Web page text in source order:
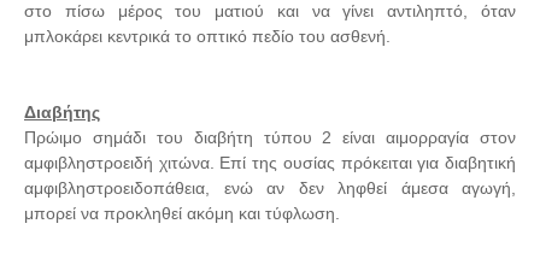
στο πίσω μέρος του ματιού και να γίνει αντιληπτό, όταν
μπλοκάρει κεντρικά το οπτικό πεδίο του ασθενή.
Διαβήτης
Πρώιμο σημάδι του διαβήτη τύπου 2 είναι αιμορραγία στον
αμφιβληστροειδή χιτώνα. Επί της ουσίας πρόκειται για διαβητική
αμφιβληστροειδοπάθεια, ενώ αν δεν ληφθεί άμεσα αγωγή,
μπορεί να προκληθεί ακόμη και τύφλωση.